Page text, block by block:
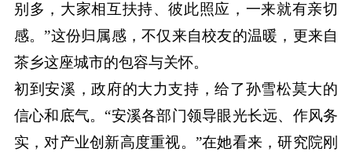
别多，大家相互扶持、彼此照应，一来就有亲切
感。”这份归属感，不仅来自校友的温暖，更来自
茶乡这座城市的包容与关怀。
初到安溪，政府的大力支持，给了孙雪松莫大的
信心和底气。“安溪各部门领导眼光长远、作风务
实，对产业创新高度重视。”在她看来，研究院刚